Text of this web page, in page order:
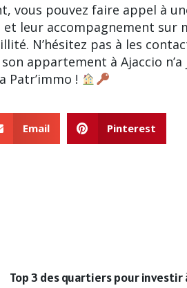
vous pouvez faire appel à
leur accompagnement sur
N’hésitez pas à les
appartement à Ajaccio n’a
Patr’immo !
Email Pinterest
Top 3 des quartiers pour investir